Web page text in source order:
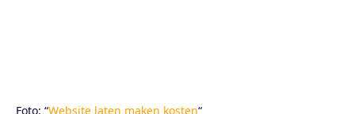
Foto: “Website laten maken kosten“